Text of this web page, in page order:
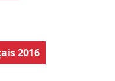
2016